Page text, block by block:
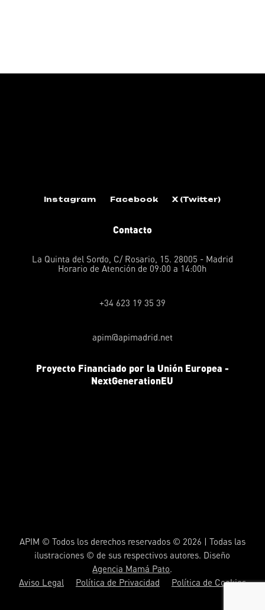
Instagram Facebook X (Twitter)
Contacto
La Quinta del Sordo, C/ Rosario, 15. 28005 - Madrid
Horario de Atención de 09:00 a 14:00h
+34 623 19 35 39
apim@apimadrid.net
Proyecto Financiado por la Unión Europea -
NextGenerationEU
APIM © Todos los derechos reservados © 2026 | Todas las
ilustraciones © de sus respectivos autores. Diseño
Agencia Mamá Pato
Aviso Legal
Política de Privacidad Política de Cookies